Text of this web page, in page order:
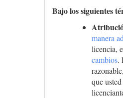
Bajo los siguientes
manera
licencia,
cambios.
que